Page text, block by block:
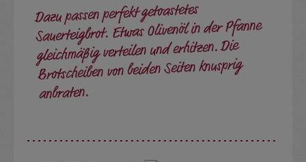
Dazu passen perfekt getoastetes
Sauerteigbrot. Etwas Olivenöl in der Pfanne
gleichmäßig verteilen und erhitzen. Die
Brotscheiben von beiden Seiten knusprig
anbraten.